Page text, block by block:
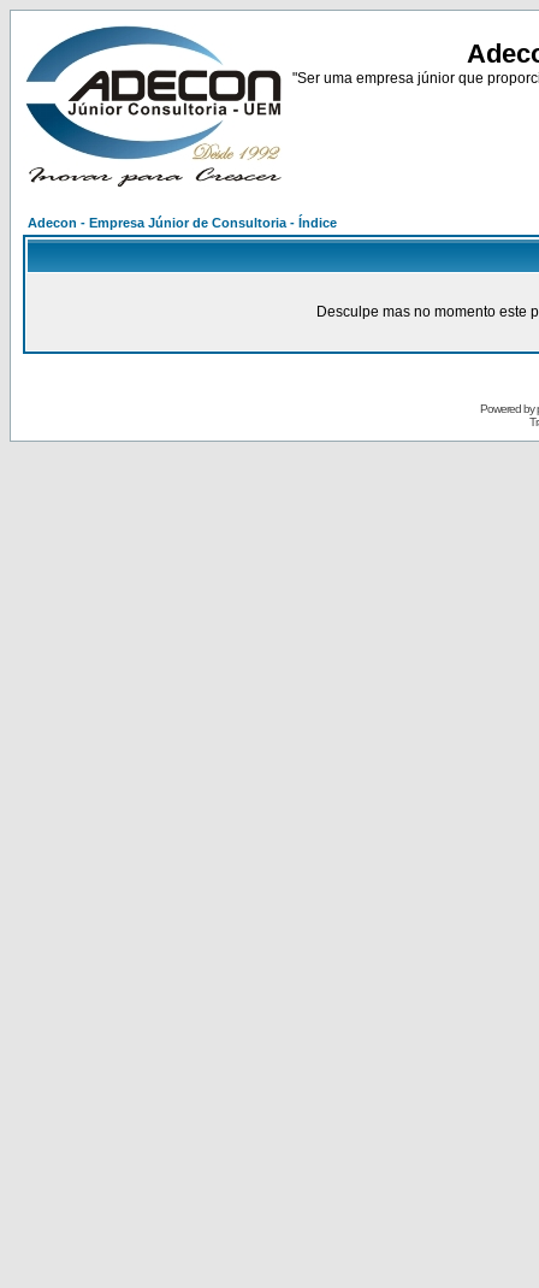
"Ser uma empresa júnior que
Adecon - Empresa Júnior de Consultoria - Índice
Desculpe mas no momento este
Powered by